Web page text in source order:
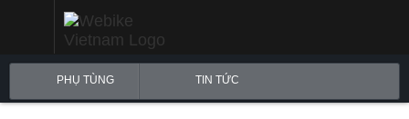
PHỤ TÙNG TIN TỨC